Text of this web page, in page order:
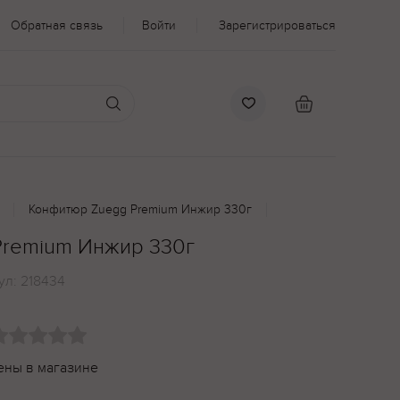
Обратная связь Войти Зарегистрироваться
Конфитюр Zuegg Premium Инжир 330г
Инжир 330г
218434
в магазине